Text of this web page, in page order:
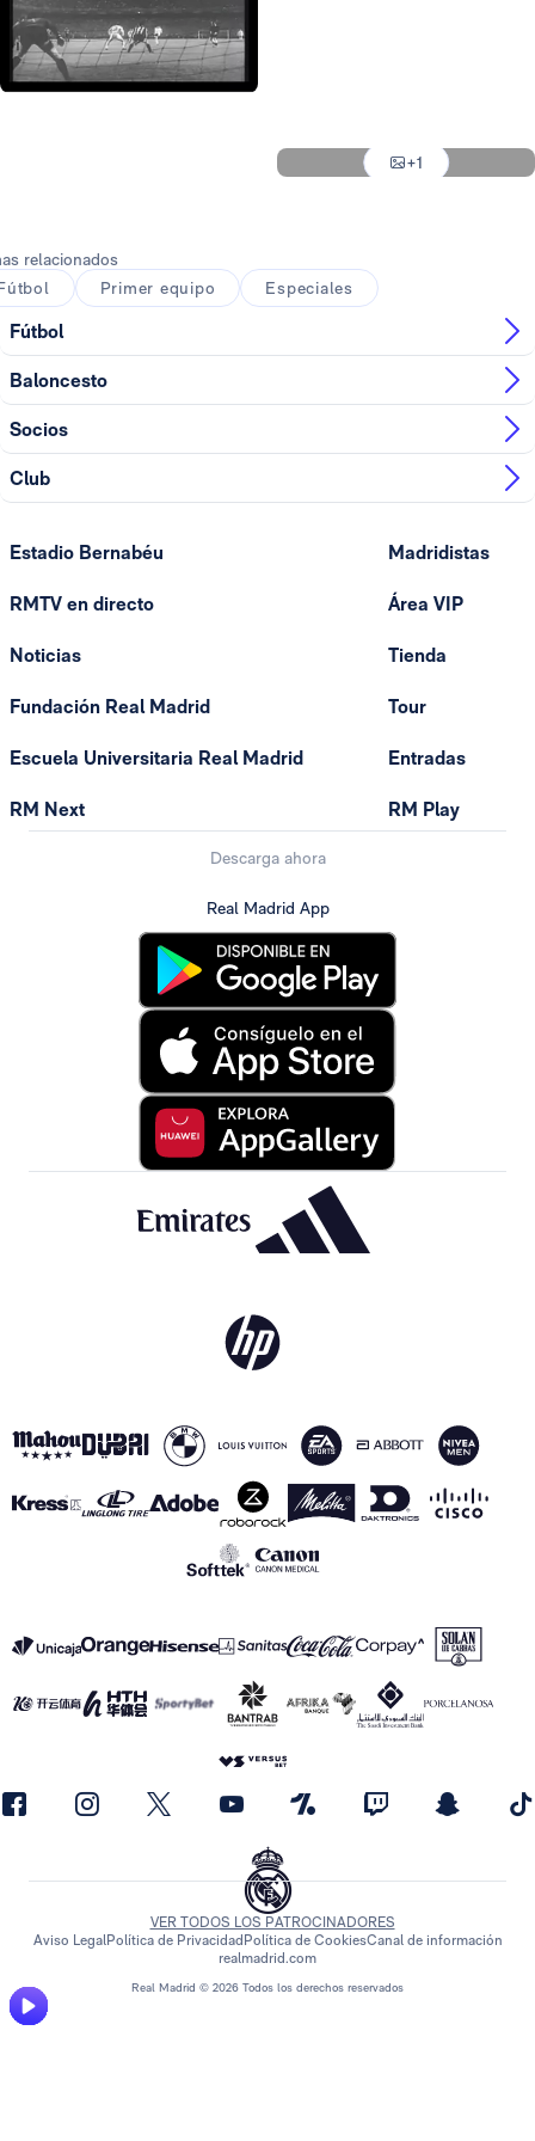
Foto: Real Madrid
+1
relacionados
Primer equipo Especiales
Fútbol
Baloncesto
Socios
Club
Estadio Bernabéu
RMTV en directo
Noticias
Fundación Real Madrid
Escuela Universitaria Real Madrid
RM Next
Madridistas
Área VIP
Tienda
Tour
Entradas
RM Play
Descarga ahora
Real Madrid App
Real Madrid © 2026 Todos los derechos reservados
VER TODOS LOS PATROCINADORES
Aviso LegalPolítica de PrivacidadPolítica de CookiesCanal de información
realmadrid.com